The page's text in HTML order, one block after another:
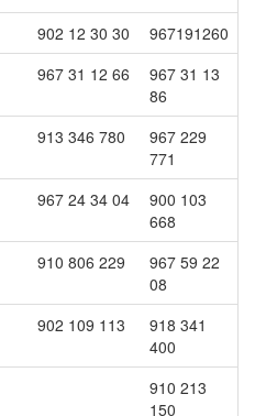
902 12 30 30
967191260
967 31 12 66
967 31 13
86
913 346 780
967 229
771
967 24 34 04
900 103
668
910 806 229
967 59 22
08
902 109 113
918 341
400
910 213
150